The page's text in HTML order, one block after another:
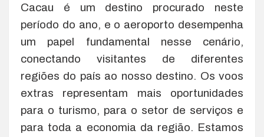
Cacau é um destino procurado neste
período do ano, e o aeroporto desempenha
um papel fundamental nesse cenário,
conectando visitantes de diferentes
regiões do país ao nosso destino. Os voos
extras representam mais oportunidades
para o turismo, para o setor de serviços e
para toda a economia da região. Estamos